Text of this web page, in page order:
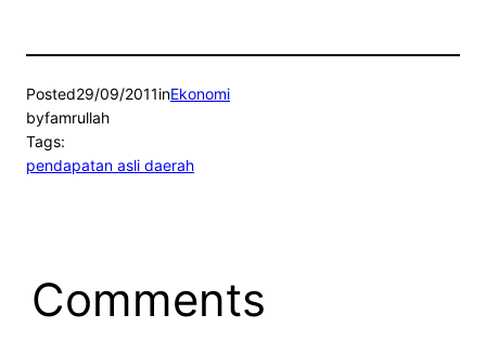
Posted29/09/2011inEkonomi
byfamrullah
Tags:
pendapatan asli daerah
Comments